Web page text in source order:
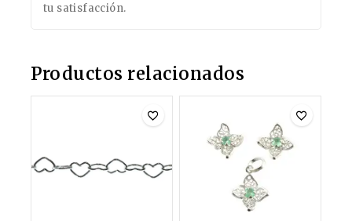
tu satisfacción.
Productos relacionados